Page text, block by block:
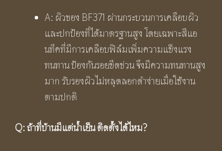
A: ผิวของ BF371 ผ่านกระบวนการเคลือบผิว
และปกป้องที่ได้มาตรฐานสูง โดยเฉพาะสีแอ
นทีคที่มีการเคลือบฟิล์มเพิ่มความแข็งแรง
ทนทาน ป้องกันรอยขีดข่วน จึงมีความทนทานสูง
มาก รับรองผิวไม่หลุดลอกดำง่ายเมื่อใช้งาน
ตามปกติ
Q:ถ้าที่บ้านมีแต่น้ำเย็น ติดตั้งได้ไหม?